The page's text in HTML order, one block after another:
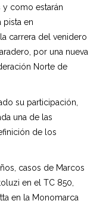
como estarán
pista en
carrera del venidero
por una nueva
Norte de
su participación,
una de las
de los
casos de Marcos
en el TC 850,
en la Monomarca